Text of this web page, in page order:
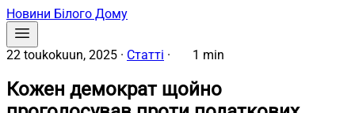
Новини Білого Дому
22 toukokuun, 2025 · Статті · 1 min
Кожен демократ щойно